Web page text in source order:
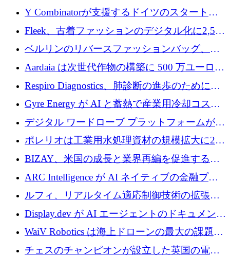
ス、支払いを統合するために 640 万ポンドを
Y Combinatorが支援するドイツのスタートア
ップFintoが340万ドルを調達、シリコンバレ
ーではなくミュンヘンを選んだと語る
Fleek、古着ファッションのデジタル化に2,500
万ドルを確保
ベルリンのリバースファッションバッグ、繊
維仕分け規模拡大に7桁の資金調達
Aardaia は次世代作物の構築に 500 万ユーロを
寄付
Respiro Diagnostics、肺診断の進歩のために
100 万ポンドを確保
Gyre Energy が AI と蓄熱で産業用冷却コスト
を削減するために 130 万ドルを調達
デジタル ワードローブ プラットフォームが
1,000 万人のユーザーに到達し、Whering が
700 万ドルを獲得
ポレリオは工業用水処理資材の規模拡大に240
万ユーロを確保
BIZAY、米国の成長と業界再編を促進するた
めに5,500万ドルを確保
ARC Intelligence が AI ネイティブの金融プラ
ットフォームを拡大するために 400 万ユーロ
ルフィ、リアルタイム適応制御技術の拡張に
810万ポンドを確保
Display.dev が AI エージェントのドキュメント
コラボレーションを強化するために 47 万ユー
WaiV Robotics は海上ドローンの最大の課題の
1 つをどのように解決しているか
チェスのチャンピオンが設立した英国の電池